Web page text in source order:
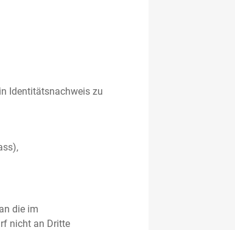
Identitätsnachweis zu
die im
nicht an Dritte